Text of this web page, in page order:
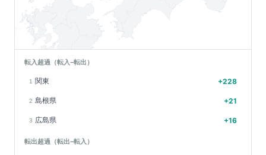
転入超過（転入−転出）
1 関東 +228
2 島根県 +21
3 広島県 +16
転出超過（転出−転入）